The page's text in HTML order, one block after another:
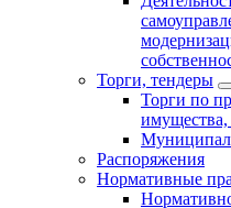
Торги, тендеры
Торги по
имущества,
Распоряжения
Нормативные